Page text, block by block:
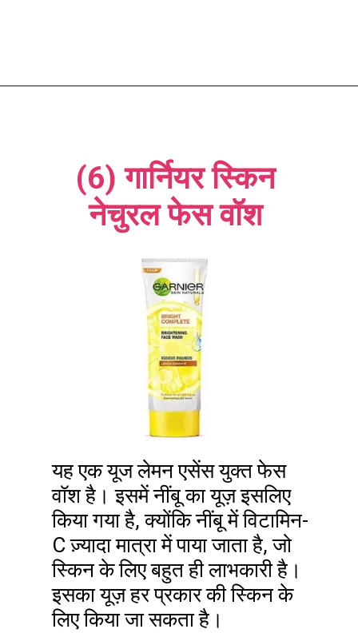
(6) गार्नियर स्किन
नेचुरल फेस वॉश
यह एक यूज लेमन एसेंस युक्त फेस
वॉश है। इसमें नींबू का यूज़ इसलिए
किया गया है, क्योंकि नींबू में विटामिन-
C ज़्यादा मात्रा में पाया जाता है, जो
स्किन के लिए बहुत ही लाभकारी है।
इसका यूज़ हर प्रकार की स्किन के
लिए किया जा सकता है।